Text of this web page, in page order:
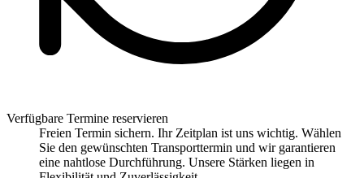
Verfügbare Termine reservieren
Freien Termin sichern. Ihr Zeitplan ist uns wichtig. Wählen
Sie den gewünschten Transporttermin und wir garantieren
eine nahtlose Durchführung. Unsere Stärken liegen in